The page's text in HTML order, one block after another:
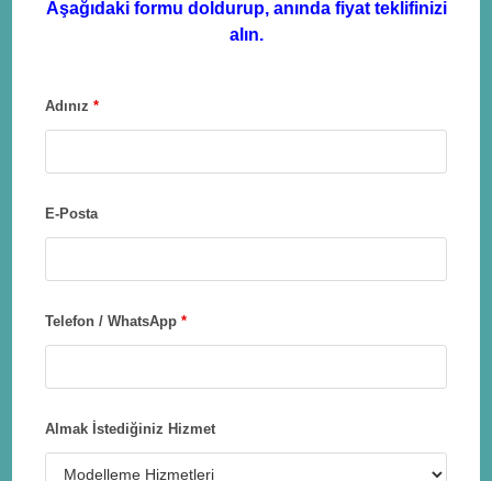
Aşağıdaki formu doldurup, anında fiyat teklifinizi
alın.
Adınız*
E-Posta
Telefon / WhatsApp*
Almak İstediğiniz Hizmet